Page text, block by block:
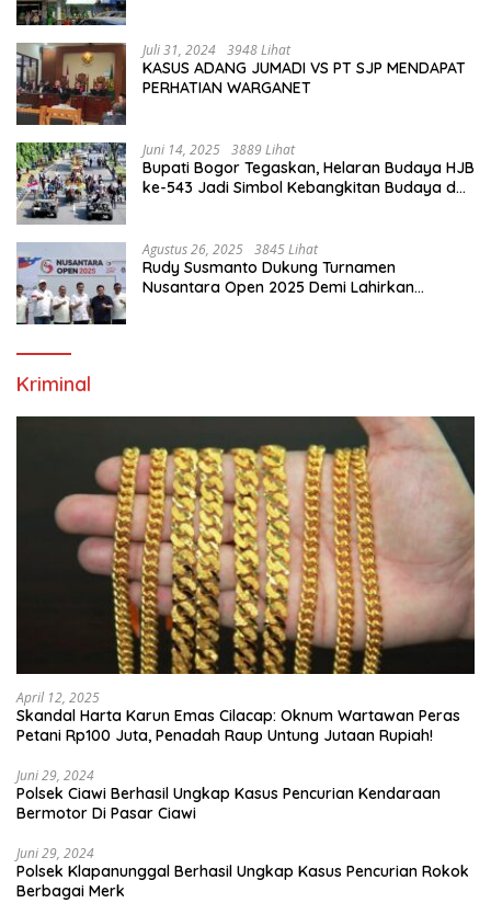
Juli 31, 2024 3948 Lihat
KASUS ADANG JUMADI VS PT SJP MENDAPAT
PERHATIAN WARGANET
Juni 14, 2025 3889 Lihat
Bupati Bogor Tegaskan, Helaran Budaya HJB
ke-543 Jadi Simbol Kebangkitan Budaya dan
Agustus 26, 2025 3845 Lihat
Rudy Susmanto Dukung Turnamen
Nusantara Open 2025 Demi Lahirkan
Kriminal
April 12, 2025
Skandal Harta Karun Emas Cilacap: Oknum Wartawan Peras
Petani Rp100 Juta, Penadah Raup Untung Jutaan Rupiah!
Juni 29, 2024
Polsek Ciawi Berhasil Ungkap Kasus Pencurian Kendaraan
Bermotor Di Pasar Ciawi
Juni 29, 2024
Polsek Klapanunggal Berhasil Ungkap Kasus Pencurian Rokok
Berbagai Merk